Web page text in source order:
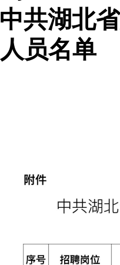
共湖北
员名单